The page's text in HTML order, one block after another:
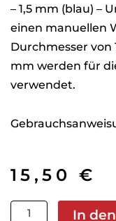
– 1,5 mm (blau) –
einen manuellen
Durchmesser von
mm werden für
verwendet.
15,50€
Roto
In